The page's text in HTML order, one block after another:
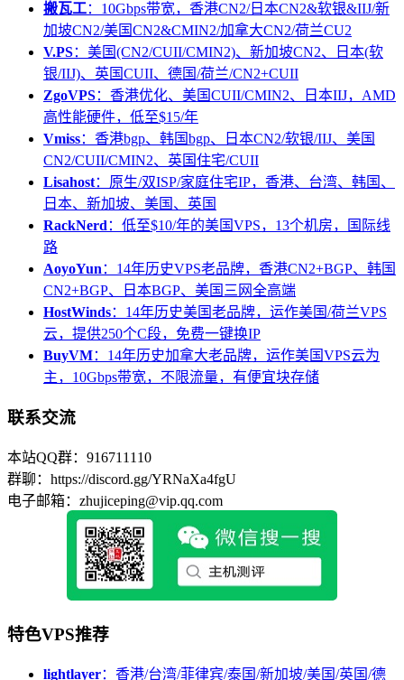
搬瓦工：10Gbps带宽，香港CN2/日本CN2&软银&IIJ/新
加坡CN2/美国CN2&CMIN2/加拿大CN2/荷兰CU2
V.PS：美国(CN2/CUII/CMIN2)、新加坡CN2、日本(软
银/IIJ)、英国CUII、德国/荷兰/CN2+CUII
ZgoVPS：香港优化、美国CUII/CMIN2、日本IIJ，AMD
高性能硬件，低至$15/年
Vmiss：香港bgp、韩国bgp、日本CN2/软银/IIJ、美国
CN2/CUII/CMIN2、英国住宅/CUII
Lisahost：原生/双ISP/家庭住宅IP，香港、台湾、韩国、
日本、新加坡、美国、英国
RackNerd ：低至$10/年的美国VPS，13个机房，国际线
路
AoyoYun ：14年历史VPS老品牌，香港CN2+BGP、韩国
CN2+BGP、日本BGP、美国三网全高端
HostWinds：14年历史美国老品牌，运作美国/荷兰VPS
云，提供250个C段，免费一键换IP
BuyVM：14年历史加拿大老品牌，运作美国VPS云为
主，10Gbps带宽，不限流量，有便宜块存储
联系交流
本站QQ群：916711110
群聊：https://discord.gg/YRNaXa4fgU
电子邮箱：zhujiceping@vip.qq.com
特色VPS推荐
lightlayer：香港/台湾/菲律宾/泰国/新加坡/美国/英国/德